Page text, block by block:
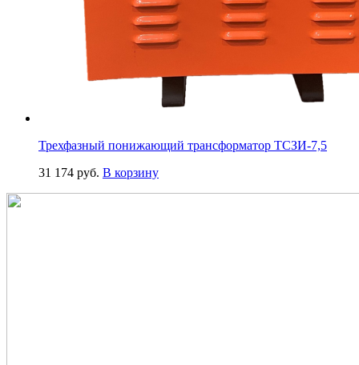
Трехфазный понижающий трансформатор ТСЗИ-7,5
31 174 руб. В корзину